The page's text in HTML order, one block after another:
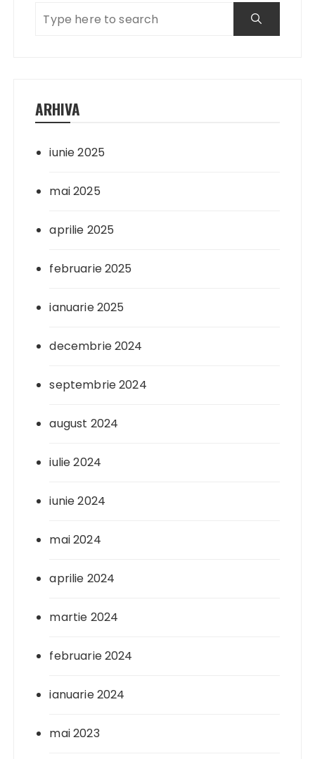
ARHIVA
iunie 2025
mai 2025
aprilie 2025
februarie 2025
ianuarie 2025
decembrie 2024
septembrie 2024
august 2024
iulie 2024
iunie 2024
mai 2024
aprilie 2024
martie 2024
februarie 2024
ianuarie 2024
mai 2023